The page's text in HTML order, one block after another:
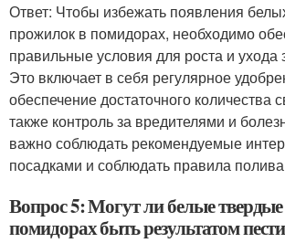
Ответ: Чтобы избежать появления
прожилок в помидорах, необходимо
правильные условия для роста и ухода
Это включает в себя регулярное
обеспечение достаточного количества
также контроль за вредителями и
важно соблюдать рекомендуемые
посадками и соблюдать правила
Вопрос 5: Могут ли белые
помидорах быть результатом